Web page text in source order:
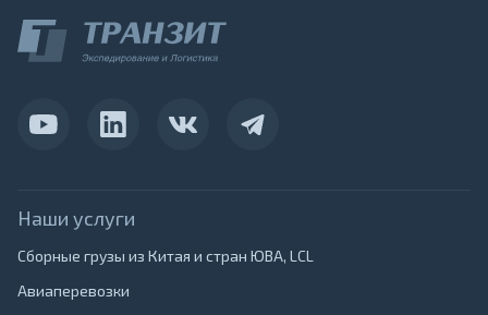
Наши услуги
Сборные грузы из Китая и стран ЮВА, LCL
Авиаперевозки